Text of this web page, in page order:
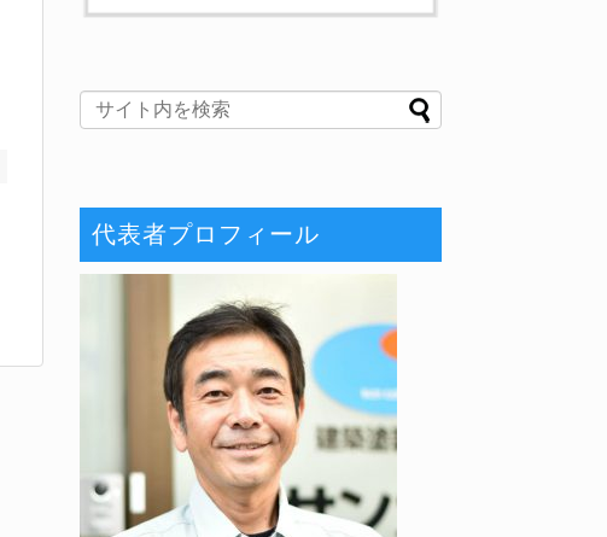
代表者プロフィール